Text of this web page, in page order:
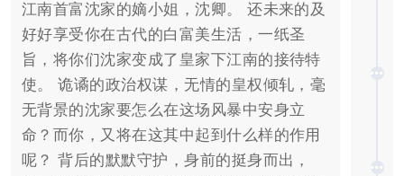
江南首富沈家的嫡小姐，沈卿。 还未来的及
好好享受你在古代的白富美生活，一纸圣
旨，将你们沈家变成了皇家下江南的接待特
使。 诡谲的政治权谋，无情的皇权倾轧，毫
无背景的沈家要怎么在这场风暴中安身立
命？而你，又将在这其中起到什么样的作用
呢？ 背后的默默守护，身前的挺身而出，